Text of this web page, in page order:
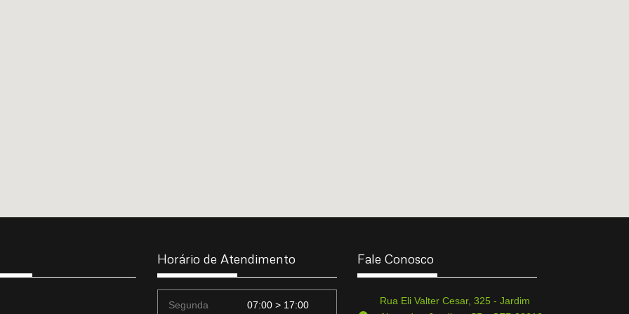
Horário de Atendimento
Segunda 07:00 > 17:00
Fale Conosco
Rua Eli Valter Cesar, 325 - Jardim